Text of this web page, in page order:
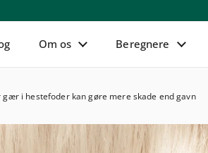
Om os Beregnere
i hestefoder kan gøre mere skade end gavn